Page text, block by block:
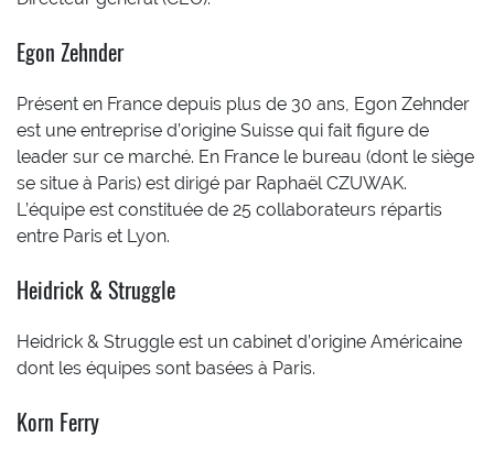
Egon Zehnder
Présent en France depuis plus de 30 ans, Egon Zehnder
est une entreprise d’origine Suisse qui fait figure de
leader sur ce marché. En France le bureau (dont le siège
se situe à Paris) est dirigé par Raphaël CZUWAK.
L’équipe est constituée de 25 collaborateurs répartis
entre Paris et Lyon.
Heidrick & Struggle
Heidrick & Struggle est un cabinet d’origine Américaine
dont les équipes sont basées à Paris.
Korn Ferry